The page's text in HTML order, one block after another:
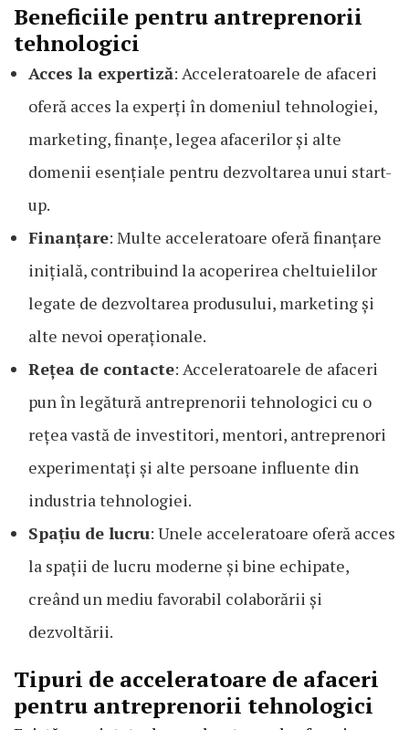
Beneficiile pentru antreprenorii
tehnologici
Acces la expertiză: Acceleratoarele de afaceri
oferă acces la experți în domeniul tehnologiei,
marketing, finanțe, legea afacerilor și alte
domenii esențiale pentru dezvoltarea unui start-
up.
Finanțare: Multe acceleratoare oferă finanțare
inițială, contribuind la acoperirea cheltuielilor
legate de dezvoltarea produsului, marketing și
alte nevoi operaționale.
Rețea de contacte: Acceleratoarele de afaceri
pun în legătură antreprenorii tehnologici cu o
rețea vastă de investitori, mentori, antreprenori
experimentați și alte persoane influente din
industria tehnologiei.
Spațiu de lucru: Unele acceleratoare oferă acces
la spații de lucru moderne și bine echipate,
creând un mediu favorabil colaborării și
dezvoltării.
Tipuri de acceleratoare de afaceri
pentru antreprenorii tehnologici